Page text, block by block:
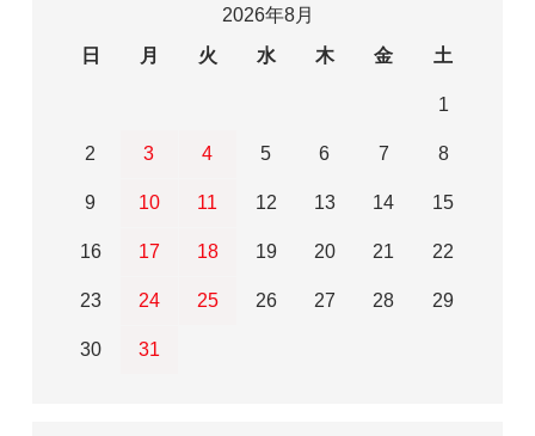
2026年8月
日
月 火 水 木 金 土
1
2 3 4 5 6 7 8
9 10 11 12 13 14 15
16 17 18 19 20 21 22
23 24 25 26 27 28 29
30 31